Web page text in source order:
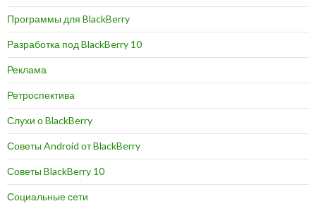
Программы для BlackBerry
Разработка под BlackBerry 10
Реклама
Ретроспектива
Слухи о BlackBerry
Советы Android от BlackBerry
Советы BlackBerry 10
Социальные сети